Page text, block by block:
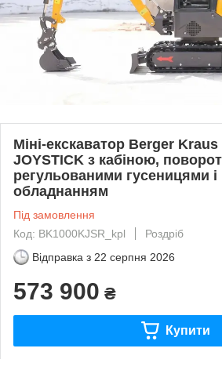
Міні-екскаватор Berger
JOYSTICK з кабіною,
регульованими гусеницями і
обладнанням
Під замовлення
Код: BK1000KJSR_kpl
Роздріб
Відправка з 22 серпня 2026
573 900 ₴
Купити